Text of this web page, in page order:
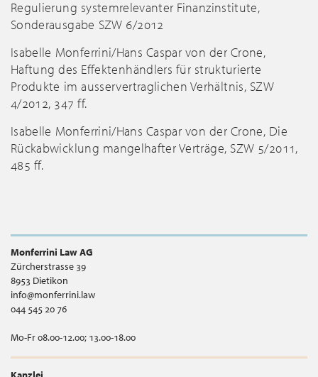
Regulierung systemrelevanter Finanzinstitute,
Sonderausgabe SZW 6/2012
Isabelle Monferrini/Hans Caspar von der Crone,
Haftung des Effektenhändlers für strukturierte
Produkte im ausservertraglichen Verhältnis, SZW
4/2012, 347 ff.
Isabelle Monferrini/Hans Caspar von der Crone, Die
Rückabwicklung mangelhafter Verträge, SZW 5/2011,
485 ff.
Monferrini Law AG
Zürcherstrasse 39
8953 Dietikon
info@monferrini.law
044 545 20 76
Mo-Fr 08.00-12.00; 13.00-18.00